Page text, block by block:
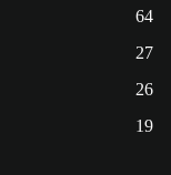
64
27
26
19